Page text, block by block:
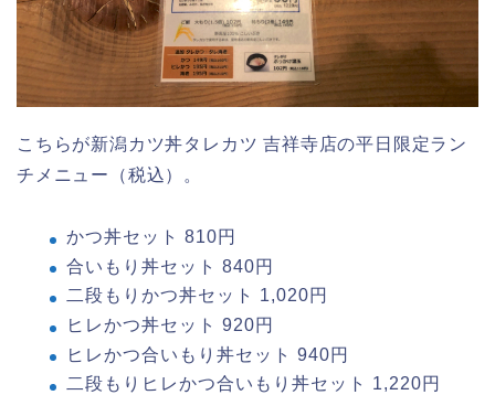
こちらが新潟カツ丼タレカツ 吉祥寺店の平日限定ラン
チメニュー（税込）。
かつ丼セット 810円
合いもり丼セット 840円
二段もりかつ丼セット 1,020円
ヒレかつ丼セット 920円
ヒレかつ合いもり丼セット 940円
二段もりヒレかつ合いもり丼セット 1,220円